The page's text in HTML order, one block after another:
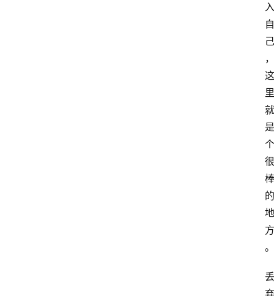
入
自
己
，
这
里
就
是
个
很
棒
的
地
方
。
丢
弃